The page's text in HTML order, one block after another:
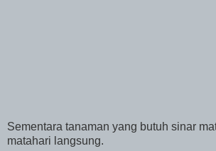
Sementara tanaman yang butuh sinar
matahari langsung.